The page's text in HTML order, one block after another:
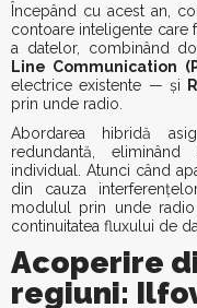
Începând cu acest an,
contoare inteligente care
a datelor, combinând
Line Communication
electrice existente — și
prin unde radio.
Abordarea hibridă
redundantă,
individual. Atunci când
din cauza
modulul prin unde radio
continuitatea fluxului de
Acoperire
regiuni: